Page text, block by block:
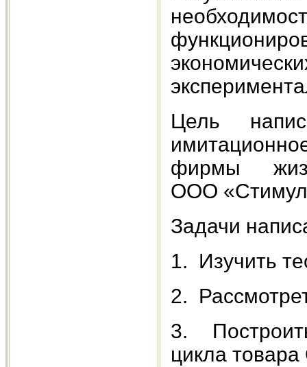
Цель
фирмы
ООО
Задачи
1. Изучить
2.
3.
цикла